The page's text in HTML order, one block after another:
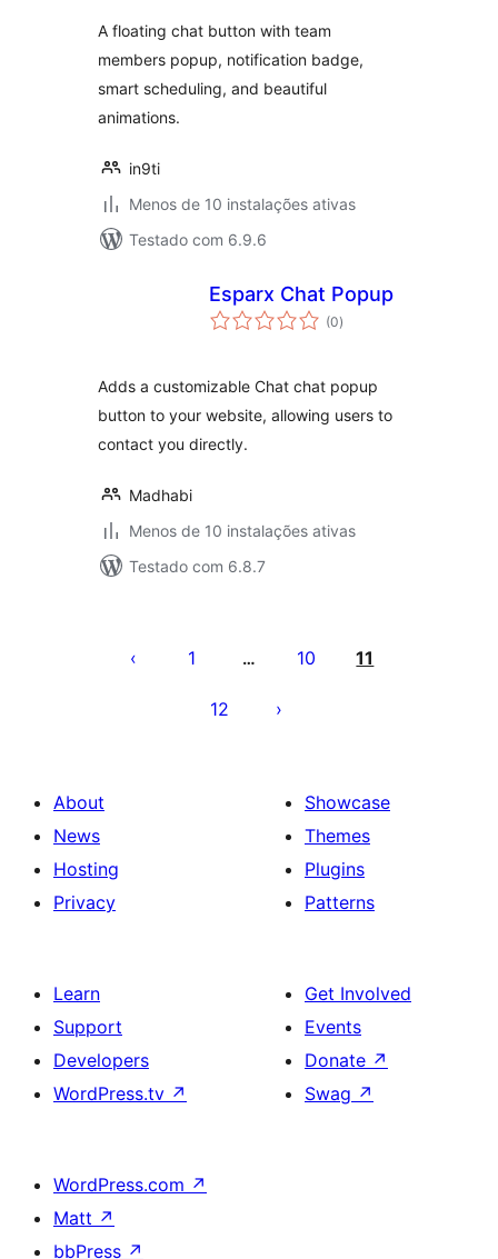
A floating chat button with team
members popup, notification badge,
smart scheduling, and beautiful
animations.
in9ti
Menos de 10 instalações ativas
Testado com 6.9.6
Esparx Chat Popup
(0avaliações
totais
)
Adds a customizable Chat chat popup
button to your website, allowing users to
contact you directly.
Madhabi
Menos de 10 instalações ativas
Testado com 6.8.7
pagination
1 … 10 11
12
About
News
Hosting
Privacy
Showcase
Themes
Plugins
Patterns
Learn
Support
Developers
WordPress.tv ↗
Get Involved
Events
Donate ↗
Swag ↗
WordPress.com ↗
Matt ↗
bbPress ↗